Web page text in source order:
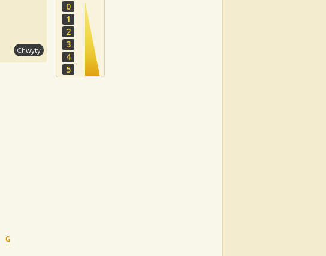
Chwyty
0
1
2
3
4
5
G